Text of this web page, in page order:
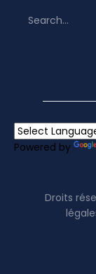
Powered by
Droits